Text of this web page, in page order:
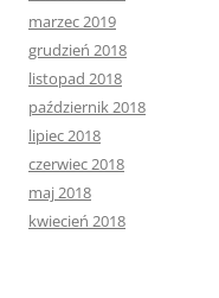
marzec 2019
grudzień 2018
listopad 2018
październik 2018
lipiec 2018
czerwiec 2018
maj 2018
kwiecień 2018